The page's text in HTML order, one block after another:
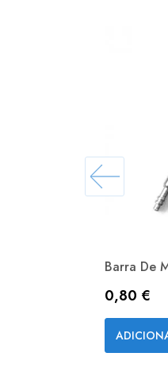
Barra De
Preço
0,80 €